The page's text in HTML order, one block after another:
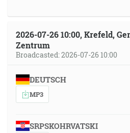
2026-07-26 10:00, Krefeld,
Zentrum
Broadcasted: 2026-07-26 10:00
DEUTSCH
MP3
SRPSKOHRVATSKI